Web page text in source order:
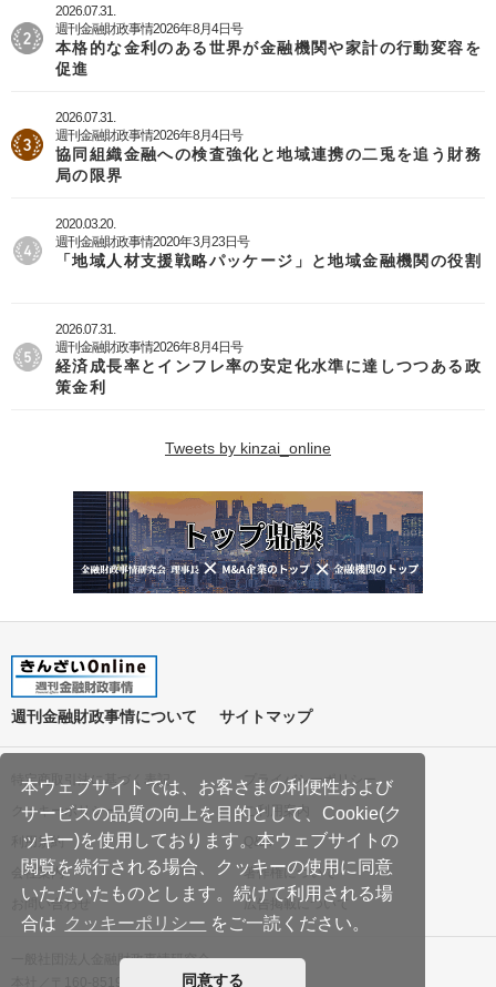
本ウェブサイトでは、お客さまの利便性および
サービスの品質の向上を目的として、Cookie(ク
ッキー)を使用しております。本ウェブサイトの
閲覧を続行される場合、クッキーの使用に同意
いただいたものとします。続けて利用される場
合は クッキーポリシー をご一読ください。
同意する
2026.07.31.
週刊金融財政事情2026年8月4日号
本格的な金利のある世界が金融機関や家計の行動変容を
促進
2026.07.31.
週刊金融財政事情2026年8月4日号
協同組織金融への検査強化と地域連携の二兎を追う財務
局の限界
2020.03.20.
週刊金融財政事情2020年3月23日号
「地域人材支援戦略パッケージ」と地域金融機関の役割
2026.07.31.
週刊金融財政事情2026年8月4日号
経済成長率とインフレ率の安定化水準に達しつつある政
策金利
Tweets by kinzai_online
週刊金融財政事情について サイトマップ
特定商取引法に基づく表記
プライバシーポリシー
クッキーポリシー
ご利用案内
利用規約
Q&A
会社案内
著作権について
お問い合わせ
広告掲載について
一般社団法人金融財政事情研究会
本社／〒160-8519 東京都新宿区南元町19